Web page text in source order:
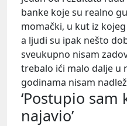
banke koje su realno
momački, u kut iz
a ljudi su ipak nešto
sveukupno nisam
trebalo ići malo dalje u
godinama nisam
‘Postupio sam
najavio’